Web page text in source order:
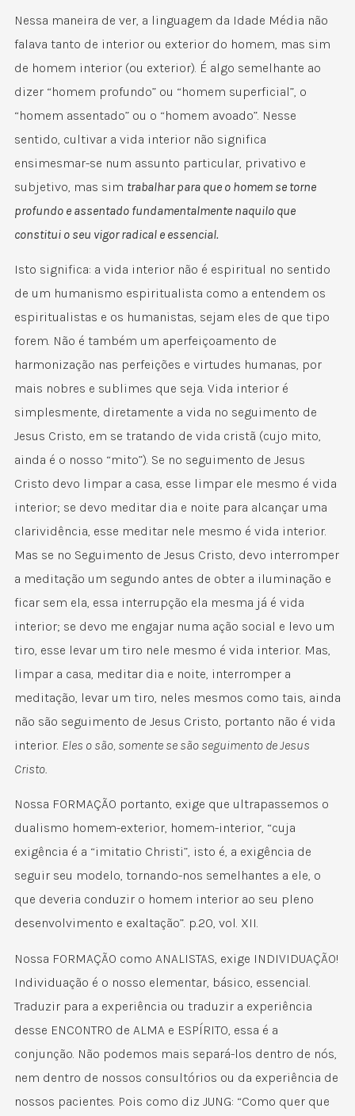
Nessa maneira de ver, a linguagem da Idade Média não
falava tanto de interior ou exterior do homem, mas sim
de homem interior (ou exterior). É algo semelhante ao
dizer “homem profundo” ou “homem superficial”, o
“homem assentado” ou o “homem avoado”. Nesse
sentido, cultivar a vida interior não significa
ensimesmar-se num assunto particular, privativo e
subjetivo, mas sim trabalhar para que o homem se torne
profundo e assentado fundamentalmente naquilo que
constitui o seu vigor radical e essencial.
Isto significa: a vida interior não é espiritual no sentido
de um humanismo espiritualista como a entendem os
espiritualistas e os humanistas, sejam eles de que tipo
forem. Não é também um aperfeiçoamento de
harmonização nas perfeições e virtudes humanas, por
mais nobres e sublimes que seja. Vida interior é
simplesmente, diretamente a vida no seguimento de
Jesus Cristo, em se tratando de vida cristã (cujo mito,
ainda é o nosso “mito”). Se no seguimento de Jesus
Cristo devo limpar a casa, esse limpar ele mesmo é vida
interior; se devo meditar dia e noite para alcançar uma
clarividência, esse meditar nele mesmo é vida interior.
Mas se no Seguimento de Jesus Cristo, devo interromper
a meditação um segundo antes de obter a iluminação e
ficar sem ela, essa interrupção ela mesma já é vida
interior; se devo me engajar numa ação social e levo um
tiro, esse levar um tiro nele mesmo é vida interior. Mas,
limpar a casa, meditar dia e noite, interromper a
meditação, levar um tiro, neles mesmos como tais, ainda
não são seguimento de Jesus Cristo, portanto não é vida
interior. Eles o são, somente se são seguimento de Jesus
Cristo.
Nossa FORMAÇÃO portanto, exige que ultrapassemos o
dualismo homem-exterior, homem-interior, “cuja
exigência é a “imitatio Christi”, isto é, a exigência de
seguir seu modelo, tornando-nos semelhantes a ele, o
que deveria conduzir o homem interior ao seu pleno
desenvolvimento e exaltação”. p.20, vol. XII.
Nossa FORMAÇÃO como ANALISTAS, exige INDIVIDUAÇÃO!
Individuação é o nosso elementar, básico, essencial.
Traduzir para a experiência ou traduzir a experiência
desse ENCONTRO de ALMA e ESPÍRITO, essa é a
conjunção. Não podemos mais separá-los dentro de nós,
nem dentro de nossos consultórios ou da experiência de
nossos pacientes. Pois como diz JUNG: “Como quer que